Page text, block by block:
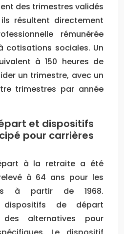
des trimestres validés
résultent directement
rémunérée
cotisations sociales. Un
à 150 heures de
un trimestre, avec un
trimestres par année
et dispositifs
pour carrières
à la retraite a été
à 64 ans pour les
à partir de 1968.
dispositifs de départ
alternatives pour